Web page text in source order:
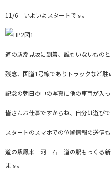
11/6 いよいよスタートです。
道の駅潮見坂に到着、誰もいないものと
残念、国道1号線でありトラックなど駐
記念の朝日の中の写真に他の車両が入
皆さんお仕事ですからね、自分は遊びで
スタートのスマホでの位置情報の送信
道の駅鳳来三河三石 道の駅もっくる
ます。